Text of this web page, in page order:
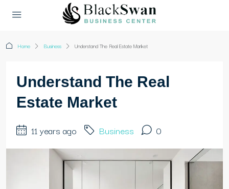
Home Business Understand The Real Estate Market
Understand The Real
Estate Market
11 years ago Business 0